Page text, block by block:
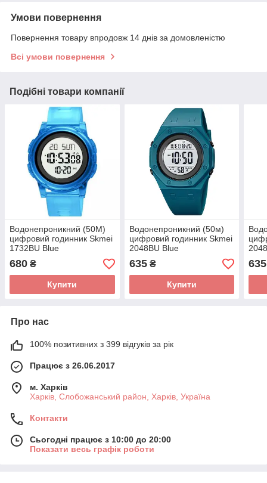
Умови повернення
Повернення товару впродовж 14 днів за домовленістю
Всі умови повернення
Подібні товари компанії
Водонепроникний (50М)
цифровий годинник Skmei
1732BU Blue
680 ₴
Купити
Водонепроникний (50м)
цифровий годинник Skmei
2048BU Blue
635₴
Купити
635
Про нас
100% позитивних з 399 відгуків за рік
Працює з 26.06.2017
м. Харків
Харків, Слобожанський район, Харків, Україна
Контакти
Сьогодні працює з 10:00 до 20:00
Показати весь графік роботи